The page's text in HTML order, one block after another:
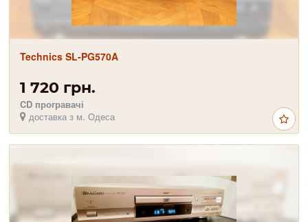
Technics SL-PG570A
1 720 грн.
CD програвачі
доставка з м. Одеса